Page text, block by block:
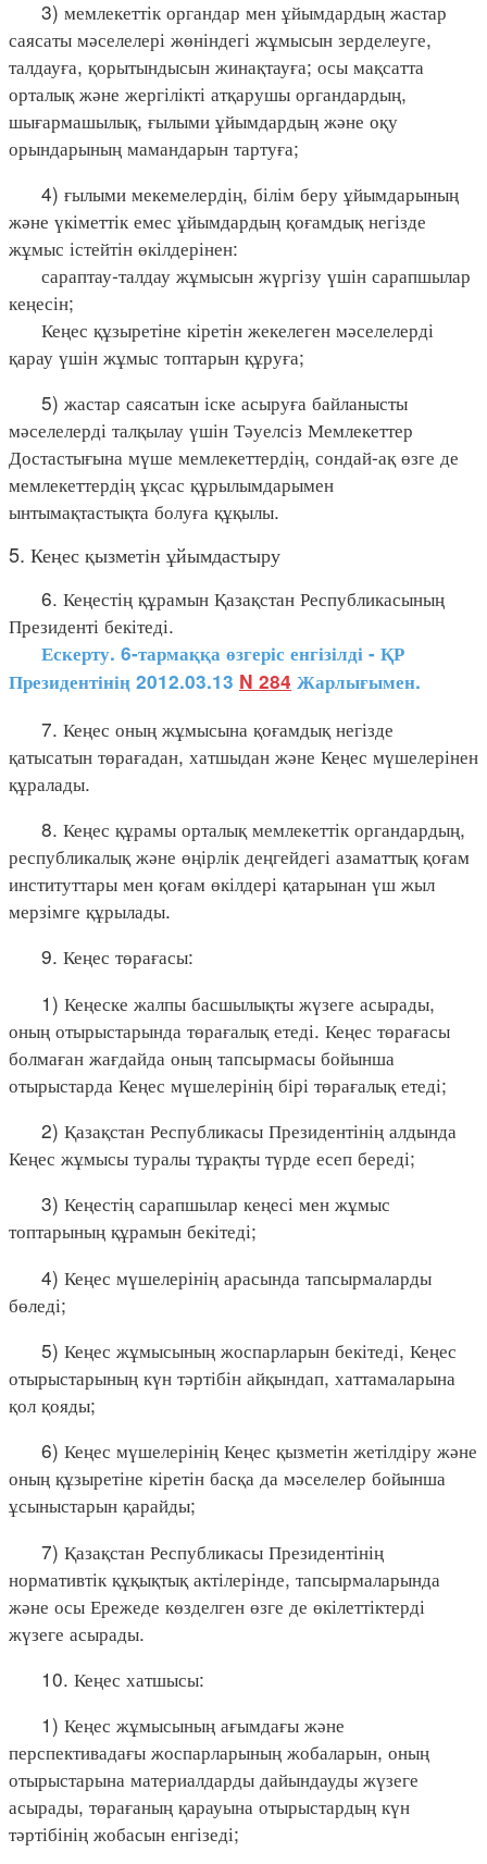
3) мемлекеттік органдар мен ұйымдардың жастар
саясаты мәселелері жөніндегі жұмысын зерделеуге,
талдауға, қорытындысын жинақтауға; осы мақсатта
орталық және жергілікті атқарушы органдардың,
шығармашылық, ғылыми ұйымдардың және оқу
орындарының мамандарын тартуға;
4) ғылыми мекемелердің, білім беру ұйымдарының
және үкіметтік емес ұйымдардың қоғамдық негізде
жұмыс істейтін өкілдерінен:
сараптау-талдау жұмысын жүргізу үшін сарапшылар
кеңесін;
Кеңес құзыретіне кіретін жекелеген мәселелерді
қарау үшін жұмыс топтарын құруға;
5) жастар саясатын іске асыруға байланысты
мәселелерді талқылау үшін Тәуелсіз Мемлекеттер
Достастығына мүше мемлекеттердің, сондай-ақ өзге де
мемлекеттердің ұқсас құрылымдарымен
ынтымақтастықта болуға құқылы.
5. Кеңес қызметін ұйымдастыру
6. Кеңестің құрамын Қазақстан Республикасының
Президенті бекітеді.
Ескерту. 6-тармаққа өзгеріс енгізілді - ҚР
Президентінің 2012.03.13 N 284 Жарлығымен.
7. Кеңес оның жұмысына қоғамдық негізде
қатысатын төрағадан, хатшыдан және Кеңес мүшелерінен
құралады.
8. Кеңес құрамы орталық мемлекеттік органдардың,
республикалық және өңірлік деңгейдегі азаматтық қоғам
институттары мен қоғам өкілдері қатарынан үш жыл
мерзімге құрылады.
9. Кеңес төрағасы:
1) Кеңеске жалпы басшылықты жүзеге асырады,
оның отырыстарында төрағалық етеді. Кеңес төрағасы
болмаған жағдайда оның тапсырмасы бойынша
отырыстарда Кеңес мүшелерінің бірі төрағалық етеді;
2) Қазақстан Республикасы Президентінің алдында
Кеңес жұмысы туралы тұрақты түрде есеп береді;
3) Кеңестің сарапшылар кеңесі мен жұмыс
топтарының құрамын бекітеді;
4) Кеңес мүшелерінің арасында тапсырмаларды
бөледі;
5) Кеңес жұмысының жоспарларын бекітеді, Кеңес
отырыстарының күн тәртібін айқындап, хаттамаларына
қол қояды;
6) Кеңес мүшелерінің Кеңес қызметін жетілдіру және
оның құзыретіне кіретін басқа да мәселелер бойынша
ұсыныстарын қарайды;
7) Қазақстан Республикасы Президентінің
нормативтік құқықтық актілерінде, тапсырмаларында
және осы Ережеде көзделген өзге де өкілеттіктерді
жүзеге асырады.
10. Кеңес хатшысы:
1) Кеңес жұмысының ағымдағы және
перспективадағы жоспарларының жобаларын, оның
отырыстарына материалдарды дайындауды жүзеге
асырады, төрағаның қарауына отырыстардың күн
тәртібінің жобасын енгізеді;